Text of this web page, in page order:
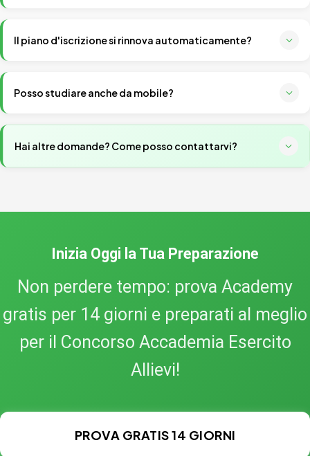
informatica). Per tutti i dettagli consulta laguida completa
Il piano d'iscrizione si rinnova automaticamente?
rinnovare, senza sorprese.
Posso studiare anche da mobile?
da smartphone, tablet o computer in qualsiasi momento.
Hai altre domande? Come posso contattarvi?
disposizione! Puoi contattarci
Rispondiamo solitamente entro 24
ore lavorative.
Inizia Oggi la Tua Preparazione
Non perdere tempo: prova Academy
gratis per 14 giorni e preparati al meglio
per il Concorso Accademia Esercito
Allievi!
PROVA GRATIS 14 GIORNI